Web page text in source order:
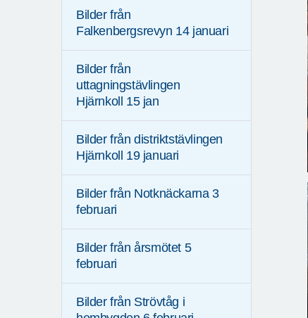
Bilder från
Falkenbergsrevyn 14 januari
Bilder från
uttagningstävlingen
Hjärnkoll 15 jan
Bilder från distriktstävlingen
Hjärnkoll 19 januari
Bilder från Notknäckarna 3
februari
Bilder från årsmötet 5
februari
Bilder från Strövtåg i